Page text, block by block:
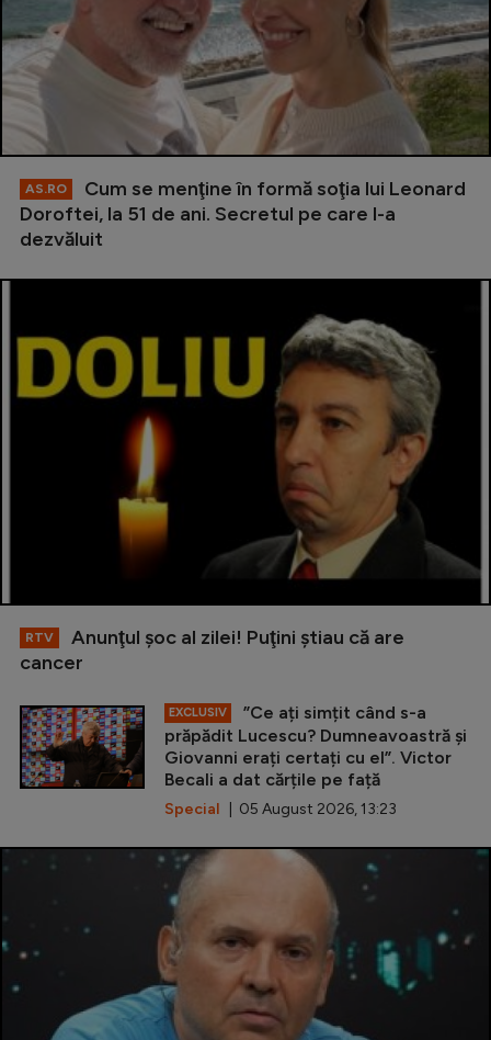
AS.RO
Cum se menţine în formă soţia lui Leonard
Doroftei, la 51 de ani. Secretul pe care l-a
dezvăluit
RTV
Anunţul şoc al zilei! Puţini ştiau că are
cancer
EXCLUSIV
”Ce ați simțit când s-a
prăpădit Lucescu? Dumneavoastră și
Giovanni erați certați cu el”. Victor
Becali a dat cărțile pe față
Special | 05 August 2026, 13:23